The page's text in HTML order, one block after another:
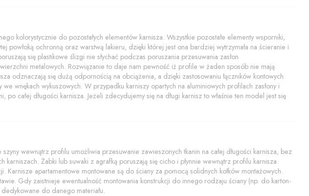
kolorystycznie do pozostałych elementów karnisza. Wszystkie pozostałe elementy wsporniki,
powłoką ochronną oraz warstwą lakieru, dzięki której jest ona bardziej wytrzymała na ścieranie i
się plastikowe ślizgi nie słychać podczas poruszania przesuwania zasłon
metalowych. Rozwiązanie to daje nam pewność iż profile w żaden sposób nie mają
odznaczają się dużą odpornością na obciążenia, a dzięki zastosowaniu łączników kontowych
wnękach wykuszowych. W przypadku karniszy opartych na aluminiowych profilach zasłony i
całej długości karnisza. Jeżeli zdecydujemy się na długi karnisz to właśnie ten model jest się
wewnątrz profilu umożliwia przesuwanie zawieszonych tkanin na całej długości karnisza, bez
Żabki lub suwaki z agrafką poruszają się cicho i płynnie wewnątrz profilu karnisza.
apartamentowe montowane są do ściany za pomocą solidnych kołków montażowych.
Gdy zaistnieje ewentualność montowania konstrukcji do innego rodzaju ściany (np. do karton-
do danego materiału.